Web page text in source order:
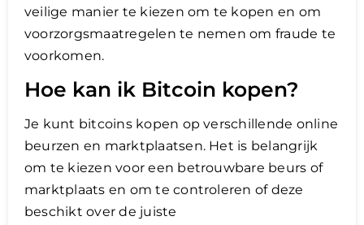
veilige manier te kiezen om te kopen en om
voorzorgsmaatregelen te nemen om fraude te
voorkomen.
Hoe kan ik Bitcoin kopen?
Je kunt bitcoins kopen op verschillende online
beurzen en marktplaatsen. Het is belangrijk
om te kiezen voor een betrouwbare beurs of
marktplaats en om te controleren of deze
beschikt over de juiste